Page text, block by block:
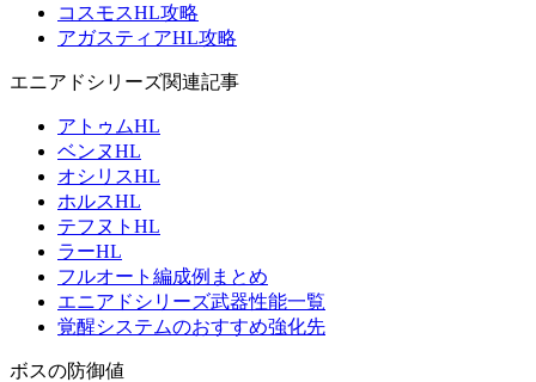
コスモスHL攻略
アガスティアHL攻略
エニアドシリーズ関連記事
アトゥムHL
ベンヌHL
オシリスHL
ホルスHL
テフヌトHL
ラーHL
フルオート編成例まとめ
エニアドシリーズ武器性能一覧
覚醒システムのおすすめ強化先
ボスの防御値